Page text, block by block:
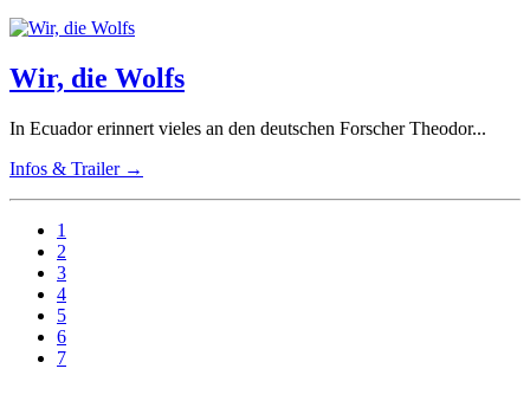
Wir, die Wolfs
In Ecuador erinnert vieles an den deutschen Forscher Theodor...
Infos & Trailer →
1
2
3
4
5
6
7